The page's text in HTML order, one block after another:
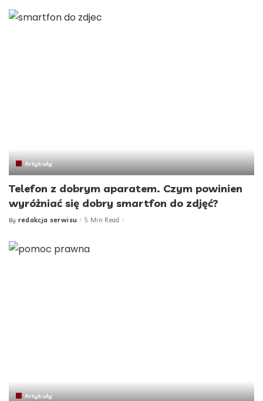
Artykuły
Telefon z dobrym aparatem. Czym powinien
wyróżniać się dobry smartfon do zdjęć?
Posted
By redakcja serwisu 5 Min Read
Artykuły